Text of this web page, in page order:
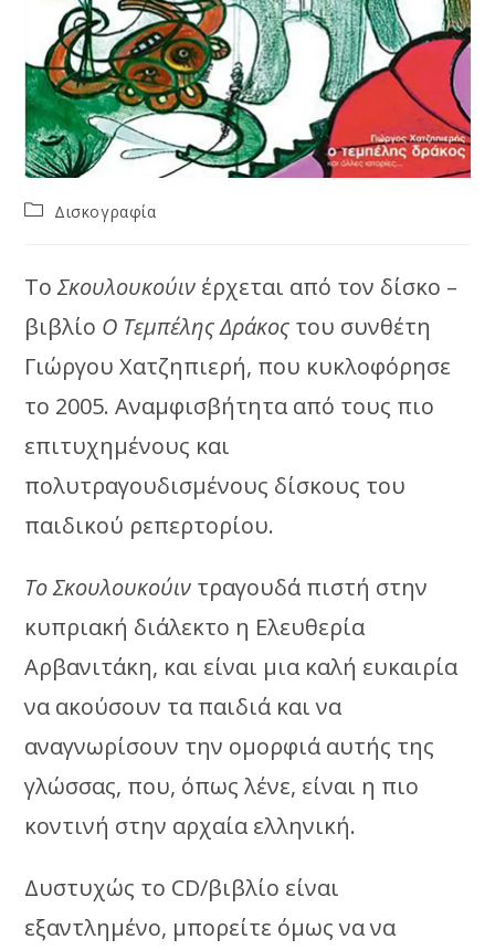
PostΔισκογραφία
ΤοΣκουλουκούιν έρχεται από τον δίσκο –
βιβλίο Ο Τεμπέλης Δράκος του συνθέτη
Γιώργου Χατζηπιερή, που κυκλοφόρησε
το 2005. Αναμφισβήτητα από τους πιο
επιτυχημένους και
πολυτραγουδισμένους δίσκους του
παιδικού ρεπερτορίου.
Το Σκουλουκούιν τραγουδά πιστή στην
κυπριακή διάλεκτο η Ελευθερία
Αρβανιτάκη, και είναι μια καλή ευκαιρία
να ακούσουν τα παιδιά και να
αναγνωρίσουν την ομορφιά αυτής της
γλώσσας, που, όπως λένε, είναι η πιο
κοντινή στην αρχαία ελληνική.
Δυστυχώς το CD/βιβλίο είναι
εξαντλημένο, μπορείτε όμως να να